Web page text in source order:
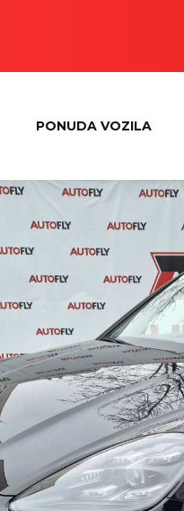
PONUDA VOZILA